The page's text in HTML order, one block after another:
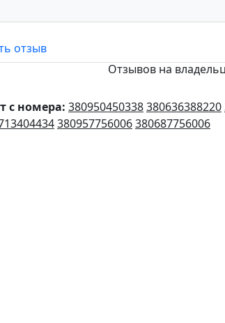
отзыв
Отзывов на
с номера: 380950450338380636388220
380957756006380687756006